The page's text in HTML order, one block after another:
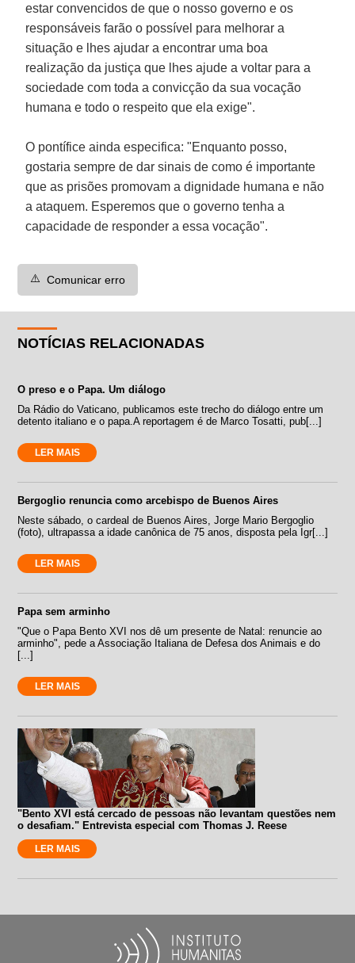
estar convencidos de que o nosso governo e os
responsáveis farão o possível para melhorar a
situação e lhes ajudar a encontrar uma boa
realização da justiça que lhes ajude a voltar para a
sociedade com toda a convicção da sua vocação
humana e todo o respeito que ela exige".
O pontífice ainda especifica: "Enquanto posso,
gostaria sempre de dar sinais de como é importante
que as prisões promovam a dignidade humana e não
a ataquem. Esperemos que o governo tenha a
capacidade de responder a essa vocação".
⚠️ Comunicar erro
NOTÍCIAS RELACIONADAS
O preso e o Papa. Um diálogo
Da Rádio do Vaticano, publicamos este trecho do diálogo entre um
detento italiano e o papa.A reportagem é de Marco Tosatti, pub[...]
LER MAIS
Bergoglio renuncia como arcebispo de Buenos Aires
Neste sábado, o cardeal de Buenos Aires, Jorge Mario Bergoglio
(foto), ultrapassa a idade canônica de 75 anos, disposta pela Igr[...]
LER MAIS
Papa sem arminho
"Que o Papa Bento XVI nos dê um presente de Natal: renuncie ao
arminho", pede a Associação Italiana de Defesa dos Animais e do
[...]
LER MAIS
"Bento XVI está cercado de pessoas não levantam questões nem
o desafiam." Entrevista especial com Thomas J. Reese
LER MAIS